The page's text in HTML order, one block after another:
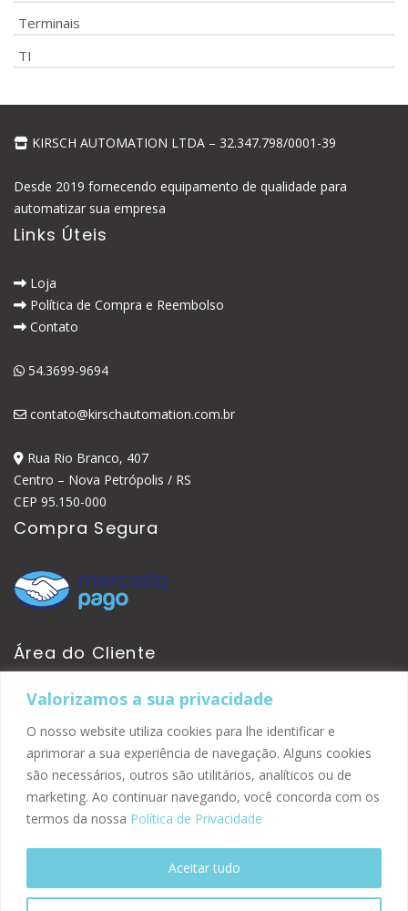
Valorizamos a sua privacidade
O nosso website utiliza cookies para lhe identificar e
aprimorar a sua experiência de navegação. Alguns cookies
são necessários, outros são utilitários, analíticos ou de
marketing. Ao continuar navegando, você concorda com os
termos da nossa Política de Privacidade
Aceitar tudo
Terminais
TI
KIRSCH AUTOMATION LTDA – 32.347.798/0001-39
Desde 2019 fornecendo equipamento de qualidade para
automatizar sua empresa
Links Úteis
Loja
Política de Compra e Reembolso
Contato
54.3699-9694
contato@kirschautomation.com.br
Rua Rio Branco, 407
Centro – Nova Petrópolis / RS
CEP 95.150-000
Compra Segura
Área do Cliente
Minha Conta
Pedidos
Site Seguro